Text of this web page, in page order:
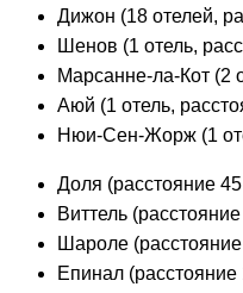
Дижон (18 отелей,
Шенов (1 отель,
Марсанне-ла-Кот (2
Аюй (1 отель,
Нюи-Сен-Жорж (1
Доля (расстояние
Виттель
Шароле
Епинал (расстояние